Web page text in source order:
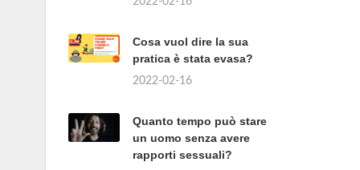
Cosa vuol dire la sua
pratica è stata evasa?
2022-02-16
Quanto tempo può stare
un uomo senza avere
rapporti sessuali?